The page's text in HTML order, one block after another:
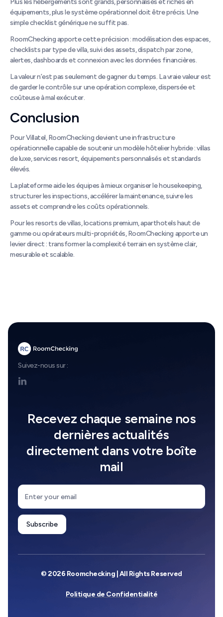
Plus les hébergements sont grands, personnalisés et riches en
équipements, plus le système opérationnel doit être précis. Une
simple checklist générique ne suffit pas.
RoomChecking apporte cette précision : modélisation des espaces,
checklists par type de villa, suivi des assets, dispatch par zone,
alertes, dashboards et connexion avec les données financières.
La valeur n’est pas seulement de gagner du temps. La vraie valeur est
de garder le contrôle sur une opération complexe, dispersée et
coûteuse à mal exécuter.
Conclusion
Pour Villatel, RoomChecking devient une infrastructure
opérationnelle capable de soutenir un modèle hôtelier hybride : villas
de luxe, services resort, équipements personnalisés et standards
élevés.
La plateforme aide les équipes à mieux organiser le housekeeping,
structurer les inspections, accélérer la maintenance, suivre les
assets et comprendre les coûts opérationnels.
Pour les resorts de villas, locations premium, aparthotels haut de
gamme ou opérateurs multi-propriétés, RoomChecking apporte un
levier direct : transformer la complexité terrain en système clair,
mesurable et scalable.
Suivez-nous sur :

Recevez chaque semaine nos
dernières actualités
directement dans votre boîte
mail
© 2026 Roomchecking | All Rights Reserved
Politique de Confidentialité